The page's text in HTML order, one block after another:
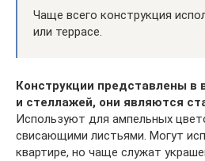
Чаще всего конструкция
или террасе.
Конструкции представлены в
и стеллажей, они являются
Используют для ампельных
свисающими листьями. Могут
квартире, но чаще служат